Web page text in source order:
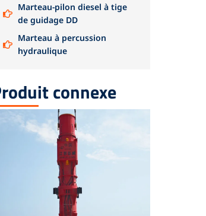
Marteau-pilon diesel à tige
de guidage DD
Marteau à percussion
hydraulique
connexe